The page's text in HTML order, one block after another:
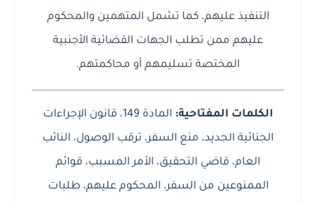
التنفيذ عليهم، كما تشمل المتهمين والمحكوم
عليهم ممن تطلب الجهات القضائية الأجنبية
المختصة تسليمهم أو محاكمتهم.
الكلمات المفتاحية: المادة 149 ، قانون الإجراءات
الجنائية الجديد، منع السفر، ترقب الوصول، النائب
العام، قاضي التحقيق، الأمر المسبب، قوائم
الممنوعين من السفر، المحكوم عليهم، طلبات